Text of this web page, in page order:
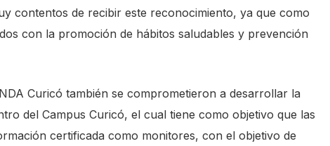
contentos de recibir este reconocimiento, ya que como
con la promoción de hábitos saludables y prevención
Curicó también se comprometieron a desarrollar la
del Campus Curicó, el cual tiene como objetivo que las
certificada como monitores, con el objetivo de